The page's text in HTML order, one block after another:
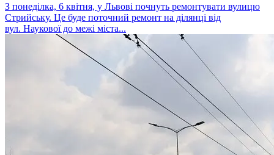
З понеділка, 6 квітня, у Львові почнуть ремонтувати вулицю
Стрийську. Це буде поточний ремонт на ділянці від
вул. Наукової до межі міста...